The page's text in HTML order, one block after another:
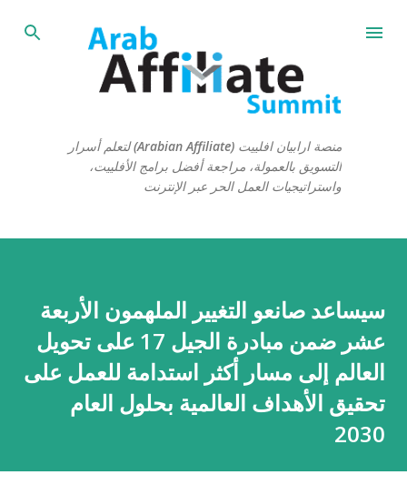
التخطي إلى المحتوى الرئيسي
منصة ارابيان افلييت (Arabian Affiliate) لتعلم أسرار
التسويق بالعمولة، مراجعة أفضل برامج الأفلييت،
واستراتيجيات العمل الحر عبر الإنترنت
سيساعد صانعو التغيير الملهمون الأربعة
عشر ضمن مبادرة الجيل 17 على تحويل
العالم إلى مسار أكثر استدامة للعمل على
تحقيق الأهداف العالمية بحلول العام
2030